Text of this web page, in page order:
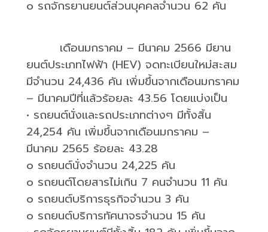
o รถจักรยานยนต์ส่วนบุคคลจำนวน 62 คัน
เดือนมกราคม – มีนาคม 2566 มียาน
ยนต์ประเภทไฟฟ้า (HEV) จดทะเบียนใหม่สะสม
มีจำนวน 24,436 คัน เพิ่มขึ้นจากเดือนมกราคม
– มีนาคมปีที่แล้วร้อยละ 43.56 โดยแบ่งเป็น
• รถยนต์นั่งและรถประเภทต่างๆ มีทั้งสิ้น
24,254 คัน เพิ่มขึ้นจากเดือนมกราคม –
มีนาคม 2565 ร้อยละ 43.28
o รถยนต์นั่งจำนวน 24,225 คัน
o รถยนต์โดยสารไม่เกิน 7 คนจำนวน 11 คัน
o รถยนต์บริการธุรกิจจำนวน 3 คัน
o รถยนต์บริการทัศนาจรจำนวน 15 คัน